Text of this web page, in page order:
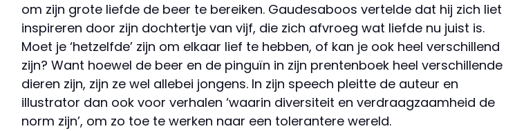
om zijn grote liefde de beer te bereiken. Gaudesaboos vertelde dat hij zich liet
inspireren door zijn dochtertje van vijf, die zich afvroeg wat liefde nu juist is.
Moet je ‘hetzelfde’ zijn om elkaar lief te hebben, of kan je ook heel verschillend
zijn? Want hoewel de beer en de pinguïn in zijn prentenboek heel verschillende
dieren zijn, zijn ze wel allebei jongens. In zijn speech pleitte de auteur en
illustrator dan ook voor verhalen ‘waarin diversiteit en verdraagzaamheid de
norm zijn’, om zo toe te werken naar een tolerantere wereld.